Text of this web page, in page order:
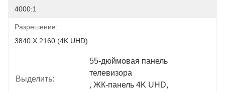
4000:1
Разрешение:
3840 X 2160 (4K UHD)
Выделить:
55-дюймовая панель
телевизора
, ЖК-панель 4K UHD,